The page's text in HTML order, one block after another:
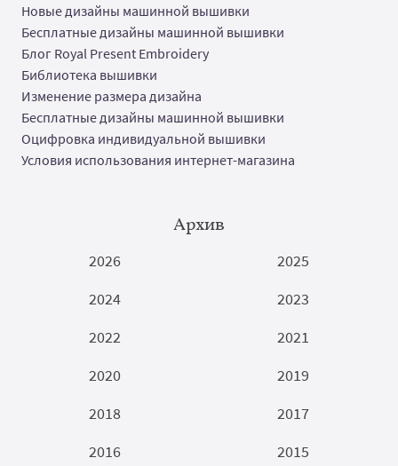
Новые дизайны машинной вышивки
Бесплатные дизайны машинной вышивки
Блог Royal Present Embroidery
Библиотека вышивки
Изменение размера дизайна
Бесплатные дизайны машинной вышивки
Оцифровка индивидуальной вышивки
Условия использования интернет-магазина
Архив
2026
2025
2024
2023
2022
2021
2020
2019
2018
2017
2016
2015